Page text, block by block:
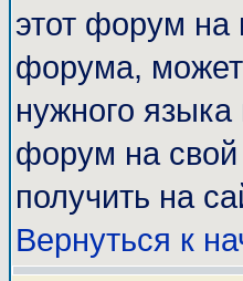
этот форум на
форума,
нужного
форум на
получить на
Вернуться к